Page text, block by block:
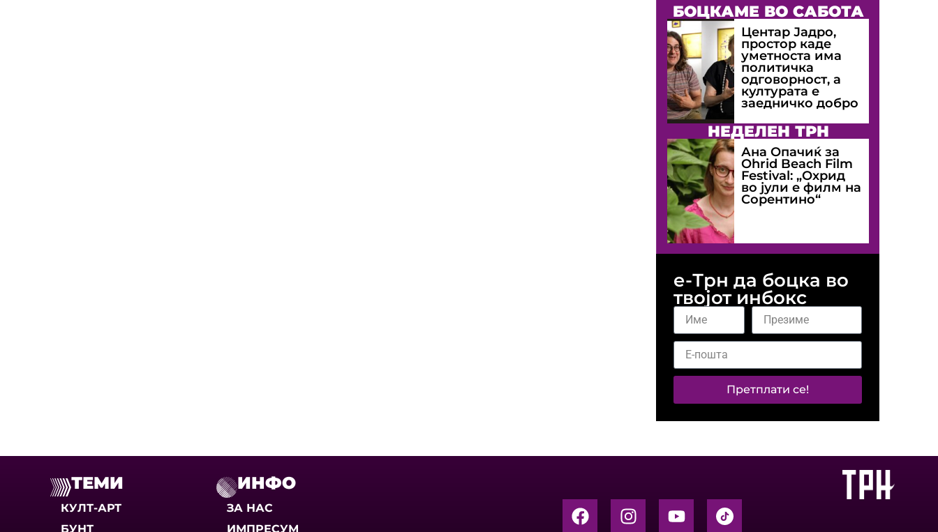
БОЦКАМЕ ВО САБОТА
Центар Јадро,
простор каде
уметноста има
политичка
одговорност, а
културата е
заедничко добро
НЕДЕЛЕН ТРН
Ана Опачиќ за
Оhrid Beach Film
Festival: „Охрид
во јули е филм на
Сорентино“
е-Трн да боцка во
твојот инбокс
Претплати се!
ТЕМИ
КУЛТ-АРТ
БУНТ
ИНФО
ЗА НАС
ИМПРЕСУМ